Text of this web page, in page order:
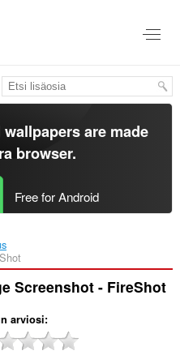
are made
browser.
Free for Android
Screenshot - FireShot
arviosi